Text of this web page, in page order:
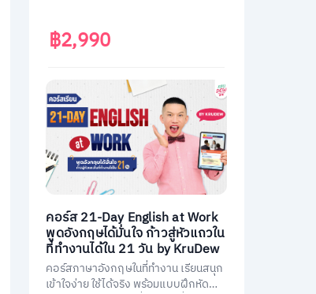
฿2,990
คอร์ส 21-Day English at Work
พูดอังกฤษได้มั่นใจ ก้าวสู่หัวแถวใน
ที่ทำงานได้ใน 21 วัน by KruDew
คอร์สภาษาอังกฤษในที่ทำงาน เรียนสนุก
เข้าใจง่าย ใช้ได้จริง พร้อมแบบฝึกหัดนำ